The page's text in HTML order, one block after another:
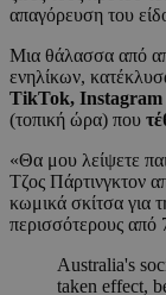
απαγόρευση του
Μια θάλασσα από
ενηλίκων,
TikTok, Instagram
(τοπική ώρα) που
«Θα μου λείψετε
Τζος Πάρτινγκτον
κωμικά σκίτσα για
περισσότερους
Australia's
taken effect,